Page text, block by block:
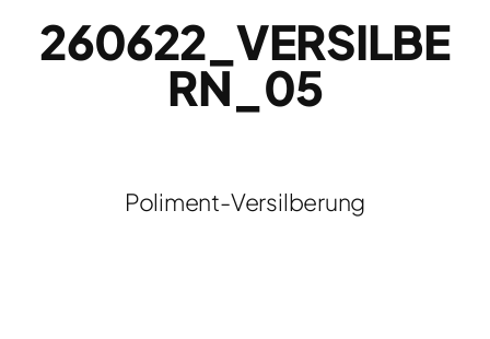
260622_VERSILBE
RN_05
Poliment-Versilberung